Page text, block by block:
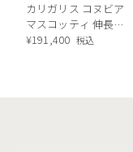
カリガリス コヌビア
マスコッティ 伸長・
昇降式テーブル ／
¥191,400 税込